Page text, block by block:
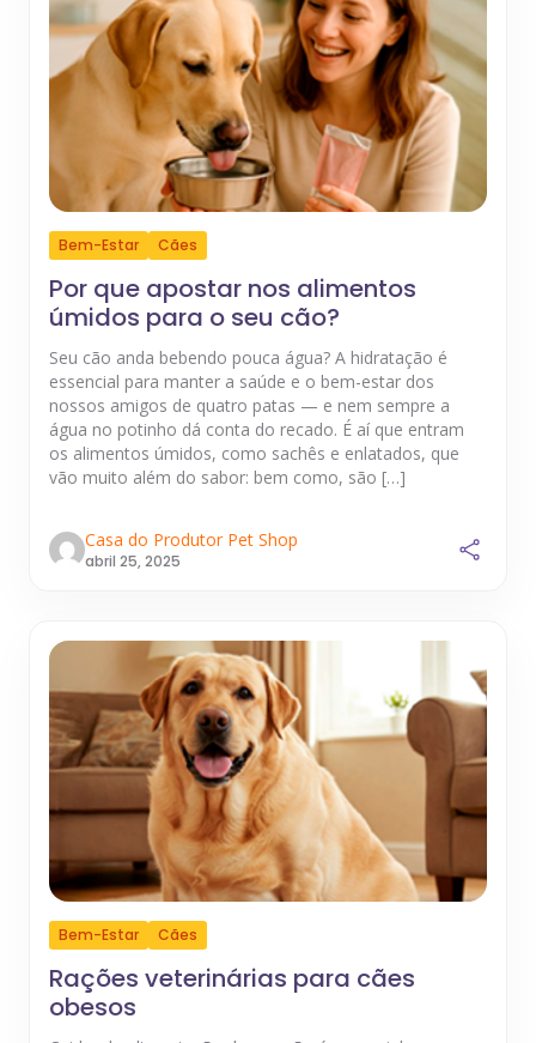
Bem-Estar Cães
Por que apostar nos alimentos
úmidos para o seu cão?
Seu cão anda bebendo pouca água? A hidratação é
essencial para manter a saúde e o bem-estar dos
nossos amigos de quatro patas — e nem sempre a
água no potinho dá conta do recado. É aí que entram
os alimentos úmidos, como sachês e enlatados, que
vão muito além do sabor: bem como, são […]
Casa do Produtor Pet Shop
abril 25, 2025
Bem-Estar Cães
Rações veterinárias para cães
obesos